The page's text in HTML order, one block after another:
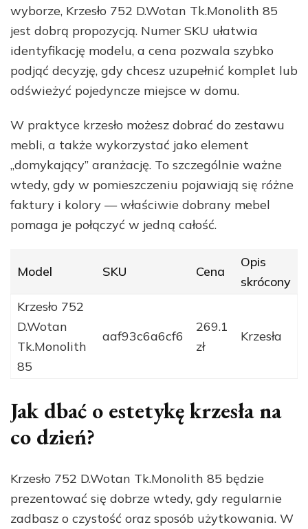
wyborze, Krzesło 752 D.Wotan Tk.Monolith 85
jest dobrą propozycją. Numer SKU ułatwia
identyfikację modelu, a cena pozwala szybko
podjąć decyzję, gdy chcesz uzupełnić komplet lub
odświeżyć pojedyncze miejsce w domu.
W praktyce krzesło możesz dobrać do zestawu
mebli, a także wykorzystać jako element
„domykający” aranżację. To szczególnie ważne
wtedy, gdy w pomieszczeniu pojawiają się różne
faktury i kolory — właściwie dobrany mebel
pomaga je połączyć w jedną całość.
Model SKU Cena
Opis
skrócony
Krzesło 752
D.Wotan
Tk.Monolith
85
aaf93c6a6cf6
269.1
zł
Krzesła
Jak dbać o estetykę krzesła na
co dzień?
Krzesło 752 D.Wotan Tk.Monolith 85 będzie
prezentować się dobrze wtedy, gdy regularnie
zadbasz o czystość oraz sposób użytkowania. W